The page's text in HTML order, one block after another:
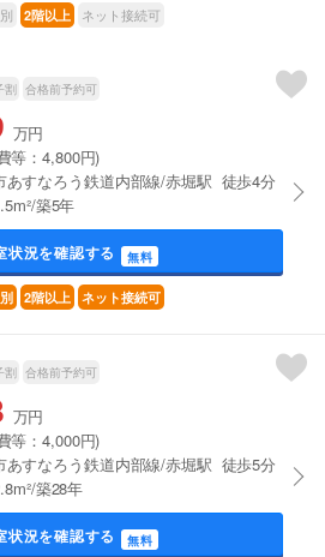
2階以上 ネット接続可
割 合格前予約可
万円
等：4,800円)
あすなろう鉄道内部線/赤堀駅 徒歩4分
築5年
状況を確認する 無料
2階以上 ネット接続可
割 合格前予約可
万円
等：4,000円)
あすなろう鉄道内部線/赤堀駅 徒歩5分
築28年
状況を確認する 無料